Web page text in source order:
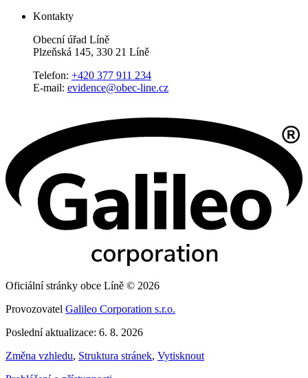
Kontakty
Obecní úřad Líně
Plzeňská 145, 330 21 Líně
Telefon: +420 377 911 234
E-mail: evidence@obec-line.cz
Oficiální stránky obce Líně © 2026
Provozovatel Galileo Corporation s.r.o.
Poslední aktualizace: 6. 8. 2026
Změna vzhledu, Struktura stránek, Vytisknout